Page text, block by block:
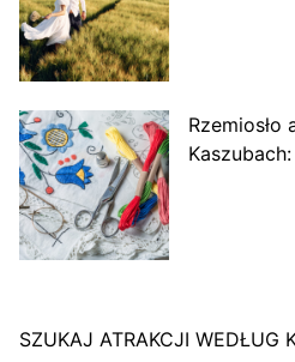
Rzemiosło
SZUKAJ ATRAKCJI WEDŁUG